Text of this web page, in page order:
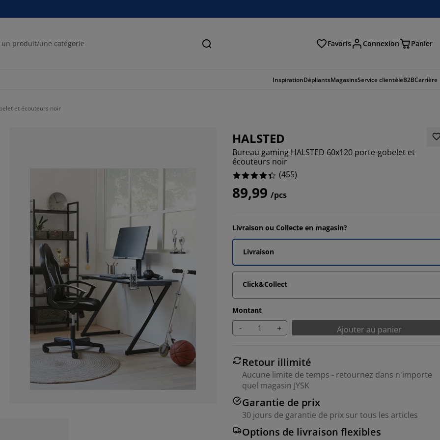
Recherche Favoris Connexion Panier
InspirationDépliantsMagasinsService clientèleB2BCarrière
et écouteurs noir
HALSTED
Bureau gaming HALSTED 60x120 porte-gobelet et
écouteurs noir
(455)
89,99 /pcs
Livraison ou Collecte en magasin?
Livraison
Click&Collect
Montant
- + Ajouter au panier
Retour illimité
Aucune limite de temps - retournez dans n'importe
quel magasin JYSK
Garantie de prix
30 jours de garantie de prix sur tous les articles
Options de livraison flexibles
17.802197802197803%
7.032967032967033%
3.9560439560439558%